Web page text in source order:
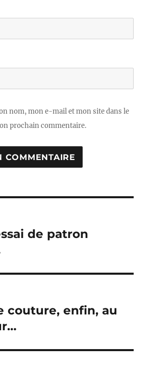
nom, mon e-mail et mon site dans le
prochain commentaire.
de patron
couture, enfin, au